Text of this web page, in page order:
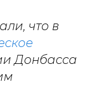
что в
Донбасса